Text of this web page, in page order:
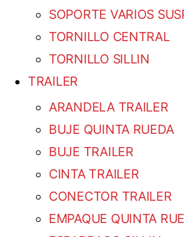
SOPORTE VARIOS
TORNILLO CENTRAL
TORNILLO SILLIN
TRAILER
ARANDELA TRAILER
BUJE QUINTA RUEDA
BUJE TRAILER
CINTA TRAILER
CONECTOR TRAILER
EMPAQUE QUINTA